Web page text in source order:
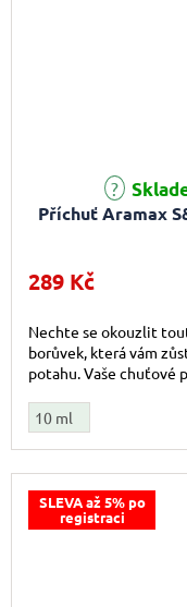
Příchuť Aramax
289 Kč
Nechte se okouzlit
borůvek, která vám
potahu. Vaše chuťové
10 ml
SLEVA až 5% po
registraci